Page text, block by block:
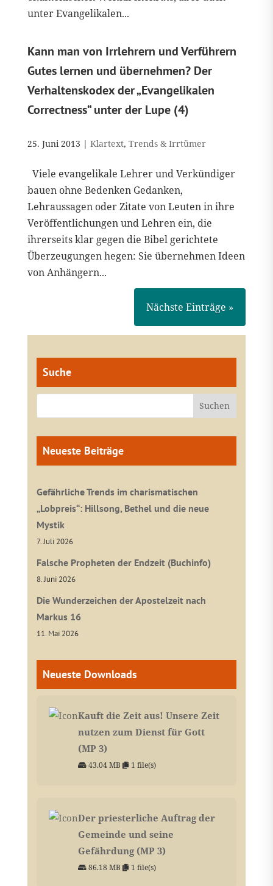
unter Evangelikalen...
Kann man von Irrlehrern und Verführern
Gutes lernen und übernehmen? Der
Verhaltenskodex der „Evangelikalen
Correctness“ unter der Lupe (4)
25. Juni 2013 | Klartext, Trends & Irrtümer
Viele evangelikale Lehrer und Verkündiger
bauen ohne Bedenken Gedanken,
Lehraussagen oder Zitate von Leuten in ihre
Veröffentlichungen und Lehren ein, die
ihrerseits klar gegen die Bibel gerichtete
Überzeugungen hegen: Sie übernehmen Ideen
von Anhängern...
Nächste Einträge »
Suche
Neueste Beiträge
Gefährliche Trends im charismatischen
„Lobpreis“: Hillsong, Bethel und die neue
Mystik
7. Juli 2026
Falsche Propheten der Endzeit (Buchinfo)
8. Juni 2026
Die Wunderzeichen der Apostelzeit nach
Markus 16
11. Mai 2026
Neueste Downloads
Kauft die Zeit aus! Unsere Zeit
nutzen zum Dienst für Gott
(MP 3)
43.04 MB 1 file(s)
Der priesterliche Auftrag der
Gemeinde und seine
Gefährdung (MP 3)
86.18 MB 1 file(s)